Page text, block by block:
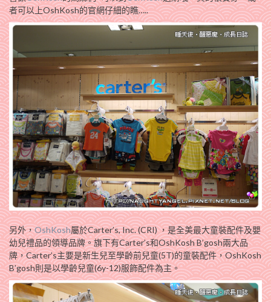
者可以上OshKosh的官網仔細的瞧…..
另外，OshKosh屬於Carter’s, Inc. (CRI) ，是全美最大童裝配件及嬰
幼兒禮品的領導品牌。旗下有Carter’s和OshKosh B’gosh兩大品
牌，Carter’s主要是新生兒至學齡前兒童(5T)的童裝配件，OshKosh
B’gosh則是以學齡兒童(6y-12)服飾配件為主。